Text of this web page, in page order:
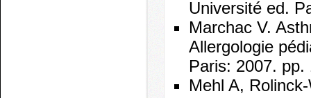
Université ed.
Marchac V.
Allergologie
Paris: 2007. pp.
Mehl A,